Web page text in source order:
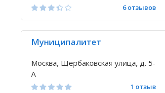
6 отзывов
Муниципалитет
Москва, Щербаковская улица, д. 5-
А
1 отзыв